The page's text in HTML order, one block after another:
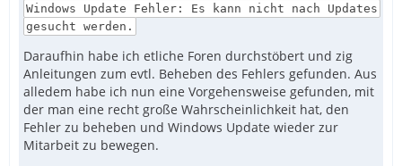
Windows Update Fehler: Es kann nicht nach Updates
gesucht werden.
Daraufhin habe ich etliche Foren durchstöbert und zig
Anleitungen zum evtl. Beheben des Fehlers gefunden. Aus
alledem habe ich nun eine Vorgehensweise gefunden, mit
der man eine recht große Wahrscheinlichkeit hat, den
Fehler zu beheben und Windows Update wieder zur
Mitarbeit zu bewegen.